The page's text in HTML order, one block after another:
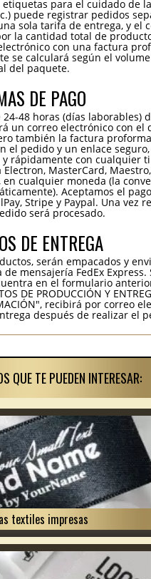
para el cuidado de
puede registrar pedidos
sola tarifa de entrega, y el
la cantidad total de
con una factura
se calculará según el
del paquete.
DE PAGO
48 horas (días laborables)
un correo electrónico con el
también la factura
el pedido y un enlace
rápidamente con cualquier
MasterCard,
en cualquier moneda (la
Aceptamos el
Stripe y Paypal. Una vez
será procesado.
DE ENTREGA
serán empacados y
mensajería FedEx Express.
en el formulario
DE PRODUCCIÓN Y
recibirá por correo
después de realizar el
QUE TE PUEDEN INTERESAR:
textiles impresas